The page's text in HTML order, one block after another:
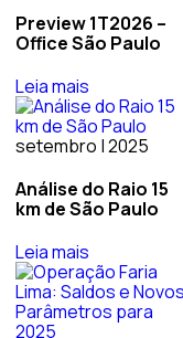
Preview 1T2026 –
Office São Paulo
Leia mais
setembro | 2025
Análise do Raio 15
km de São Paulo
Leia mais